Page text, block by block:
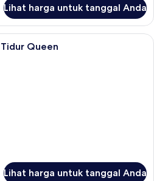
Lihat harga untuk tanggal Anda
Kamar Superior, 1 Tempat Tidur
Queen
Lihat harga untuk tanggal Anda